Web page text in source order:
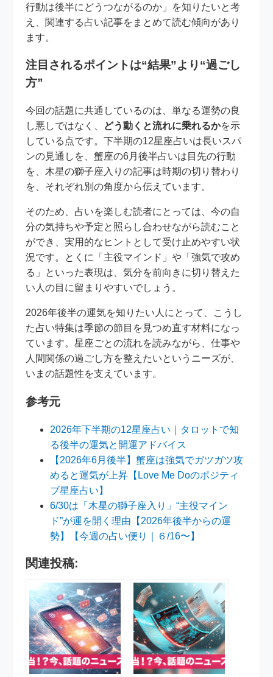
行動は後半にどうつながるのか」を知りたいと考
え、関連する占い記事をまとめて読む傾向があり
ます。
注目されるポイントは“結果”より“過ごし
方”
今回の話題に共通しているのは、単なる運勢の良
し悪しではなく、 どう動くと流れに乗れるかを示
している点です。下半期の12星座占いは長いスパ
ンの見通しを、蟹座の6月後半占いは目先の行動
を、木星の獅子座入りの記事は時期の切り替わり
を、それぞれ別の角度から伝えています。
そのため、占いを楽しむ読者にとっては、今の自
分の気持ちや予定と照らし合わせながら読むこと
ができ、実用的なヒントとして受け止めやすい状
況です。とくに「主役マインド」や「強気で攻め
る」といった表現は、気分を前向きに切り替えた
い人の目に留まりやすいでしょう。
2026年後半の運気を知りたい人にとって、こうし
た占い特集は季節の節目を見つめ直す材料になっ
ています。星座ごとの流れを読みながら、仕事や
人間関係の過ごし方を整えたいというニーズが、
いまの話題性を支えています。
参考元
2026年下半期の12星座占い｜タロットで知
る後半の運気と開運アドバイス
【2026年6月後半】蟹座は強気でガツガツ攻
めると運気が上昇【Love Me Doのポジティ
ブ星座占い】
6/30は「木星の獅子座入り」“主役マイン
ド”が運を開く理由【2026年後半からの運
勢】【今週の占い便り｜６/16〜】
関連投稿: